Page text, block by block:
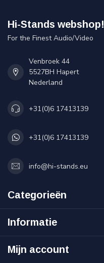
Hi-Stands webshop!
For the Finest Audio/Video
Venbroek 44
5527BH Hapert
Nederland
+31(0)6 17413139
+31(0)6 17413139
info@hi-stands.eu
Categorieën
Informatie
Mijn account